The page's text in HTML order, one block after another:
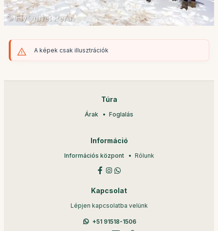
A képek csak illusztrációk
Túra
Árak Foglalás
Információ
Információs központ Rólunk
Kapcsolat
Lépjen kapcsolatba velünk
+51 91518-1506